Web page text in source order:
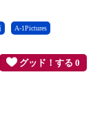
A-1Pictures
グッド！する 0